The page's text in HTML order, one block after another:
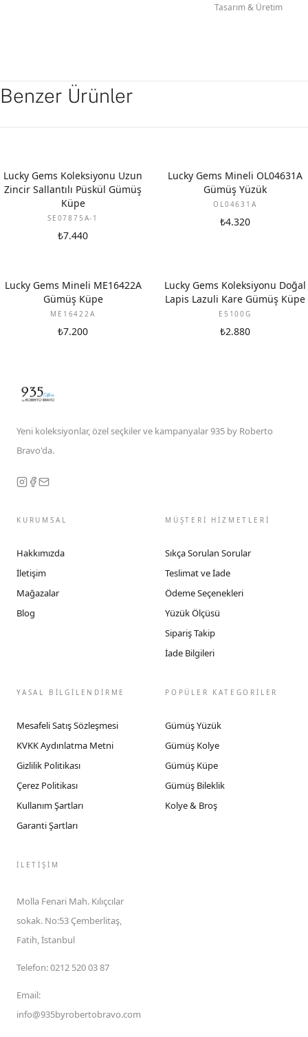
Tasarım & Üretim
Benzer Ürünler
Lucky Gems Koleksiyonu Uzun
Zincir Sallantılı Püskül Gümüş
Küpe
SE07875A-1
₺7.440
Lucky Gems Mineli OL04631A
Gümüş Yüzük
OL04631A
₺4.320
Lucky Gems Mineli ME16422A
Gümüş Küpe
ME16422A
₺7.200
Lucky Gems Koleksiyonu Doğal
Lapis Lazuli Kare Gümüş Küpe
E5100G
₺2.880
Yeni koleksiyonlar, özel seçkiler ve kampanyalar 935 by Roberto
Bravo'da.
KURUMSAL
Hakkımızda
İletişim
Mağazalar
Blog
MÜŞTERİ HİZMETLERİ
Sıkça Sorulan Sorular
Teslimat ve İade
Ödeme Seçenekleri
Yüzük Ölçüsü
Sipariş Takip
İade Bilgileri
YASAL BİLGİLENDİRME
Mesafeli Satış Sözleşmesi
KVKK Aydınlatma Metni
Gizlilik Politikası
Çerez Politikası
Kullanım Şartları
Garanti Şartları
POPÜLER KATEGORİLER
Gümüş Yüzük
Gümüş Kolye
Gümüş Küpe
Gümüş Bileklik
Kolye & Broş
İLETIŞIM
Molla Fenari Mah. Kılıçcılar
sokak. No:53 Çemberlitaş,
Fatih, İstanbul
Telefon:0212 520 03 87
Email:
info@935byrobertobravo.com